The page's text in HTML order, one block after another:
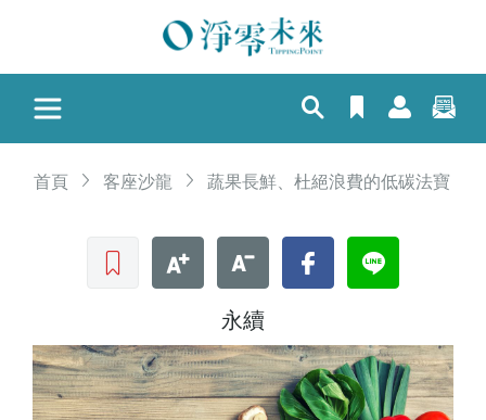
首頁 客座沙龍 蔬果長鮮、杜絕浪費的低碳法寶
收藏文章 文字加大 文字縮小 Facebook
永續